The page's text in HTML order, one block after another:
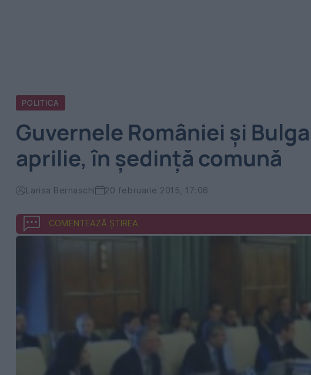
POLITICA
Guvernele României şi
aprilie, în şedinţă comună
Larisa Bernaschi 20 februarie 2015, 17:06
COMENTEAZĂ ȘTIREA